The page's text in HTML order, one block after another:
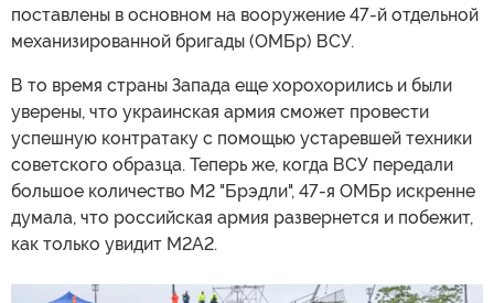
поставлены в основном на вооружение 47-й отдельной
механизированной бригады (ОМБр) ВСУ.
В то время страны Запада еще хорохорились и были
уверены, что украинская армия сможет провести
успешную контратаку с помощью устаревшей техники
советского образца. Теперь же, когда ВСУ передали
большое количество M2 "Брэдли", 47-я ОМБр искренне
думала, что российская армия развернется и побежит,
как только увидит M2A2.